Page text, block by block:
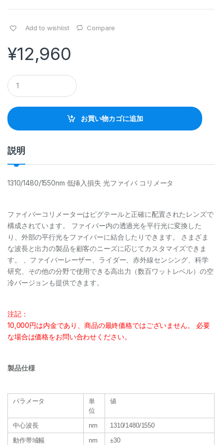
Add to wishlist Compare
¥12,960
Q
u
a
t
i
お買い物カゴに追加
説明
1310/1480/1550nm 低挿入損失 光ファイバ コリメータ
ファイバーコリメーターはピグテールと正確に配置されたレンズで
構成されています。 ファイバー内の透過光を平行光に変換した
り、外部の平行光をファイバーに結合したりできます。 さまざま
な波長と出力の製品を顧客のニーズに応じてカスタマイズできま
す。 、ファイバーレーザー、ライダー、赤外線センシング、科学
研究、その他の分野で使用できる高出力（数百ワットレベル）の空
冷バージョンも提供できます。
注記：
10,000円は内金であり、商品の最終価格ではございません。 必要
な場合は価格をお問い合わせください。
製品仕様
パラメータ
単
位
値
中心波長 nm
1310/1480/1550
動作帯域幅
nm
±30